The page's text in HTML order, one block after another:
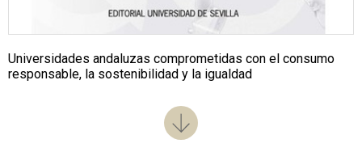
Universidades andaluzas comprometidas con el consumo
responsable, la sostenibilidad y la igualdad